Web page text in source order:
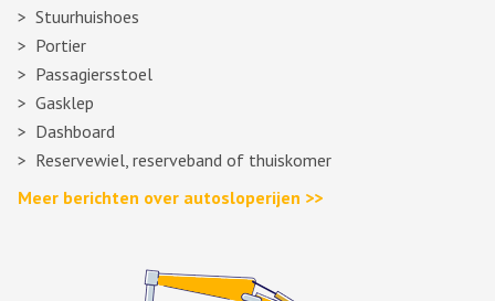
Stuurhuishoes
Portier
Passagiersstoel
Gasklep
Dashboard
Reservewiel, reserveband of thuiskomer
Meer berichten over autosloperijen >>